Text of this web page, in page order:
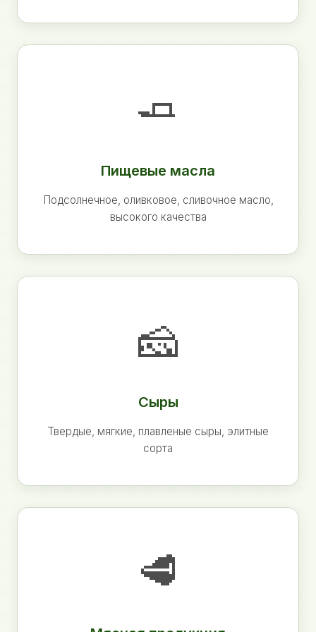
🧈
Пищевые масла
Подсолнечное, оливковое, сливочное масло,
высокого качества
🧀
Сыры
Твердые, мягкие, плавленые сыры, элитные
сорта
🥩